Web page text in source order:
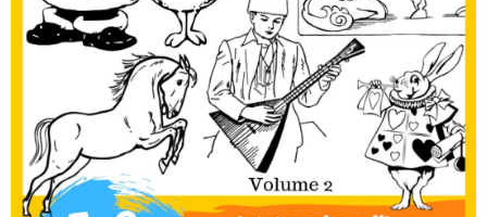
Inside Out Emozioni Tristezza Frasi
Panini Jambon Chevre